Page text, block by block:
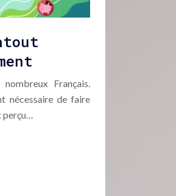
Français.
nécessaire de faire
perçu…